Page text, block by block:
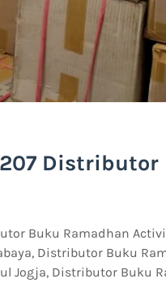
Distributor
Buku Ramadhan
Distributor Buku
Jogja, Distributor Buku